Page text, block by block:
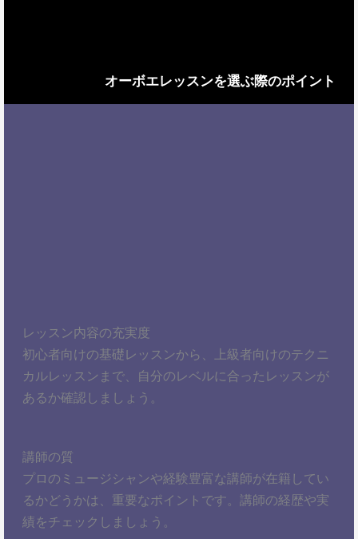
オーボエレッスンを選ぶ際のポイント
レッスン内容の充実度
初心者向けの基礎レッスンから、上級者向けのテクニ
カルレッスンまで、自分のレベルに合ったレッスンが
あるか確認しましょう。
講師の質
プロのミュージシャンや経験豊富な講師が在籍してい
るかどうかは、重要なポイントです。講師の経歴や実
績をチェックしましょう。